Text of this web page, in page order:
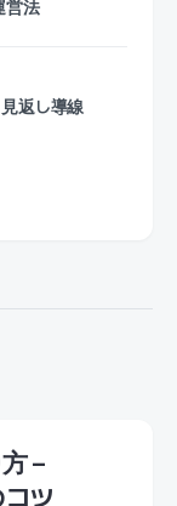
営法
返し導線
–
ツ